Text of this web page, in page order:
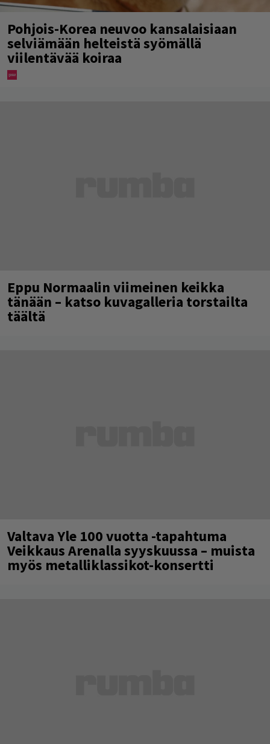
Pohjois-Korea neuvoo kansalaisiaan
selviämään helteistä syömällä
viilentävää koiraa
Eppu Normaalin viimeinen keikka
tänään – katso kuvagalleria torstailta
täältä
Valtava Yle 100 vuotta -tapahtuma
Veikkaus Arenalla syyskuussa – muista
myös metalliklassikot-konsertti